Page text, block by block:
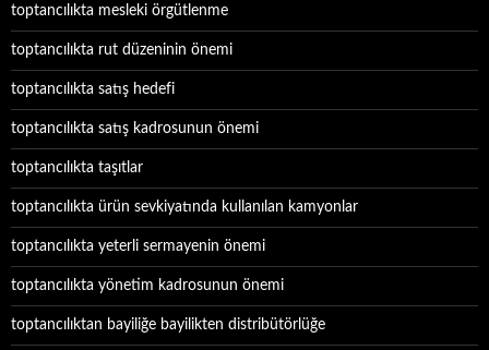
toptancılıkta mesleki örgütlenme
toptancılıkta rut düzeninin önemi
toptancılıkta satış hedefi
toptancılıkta satış kadrosunun önemi
toptancılıkta taşıtlar
toptancılıkta ürün sevkiyatında kullanılan kamyonlar
toptancılıkta yeterli sermayenin önemi
toptancılıkta yönetim kadrosunun önemi
toptancılıktan bayiliğe bayilikten distribütörlüğe